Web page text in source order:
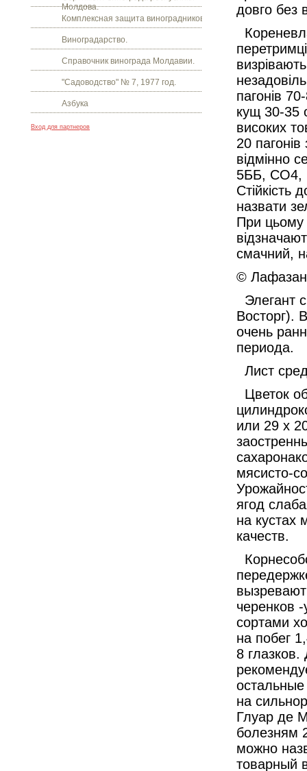
Молдова.
Комплексная защита виноградников.
Виноградарство.
Справочник винограда Молдавии.
"Садоводство" № 7, 1977 год.
Азбука
Вход для партнеров
довго без
пагонів
кущ 30-35
високих
20
відмінно
5ББ, CO4,
назвати
При цьому
смачний,
©
Элегант
Восторг).
очень
периода.
Лист
Цветок
или 29 х
мясисто-
ягод
на кустах
качеств.
черенков
сортами
на побег
8
остальные
на
Глуар де
болезням
можно
товарный